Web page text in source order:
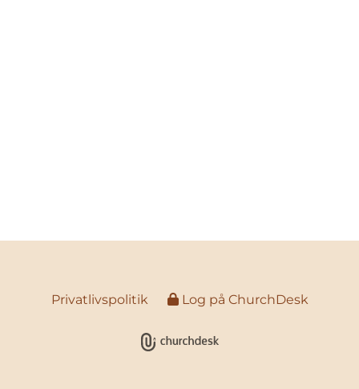
Privatlivspolitik Log på ChurchDesk